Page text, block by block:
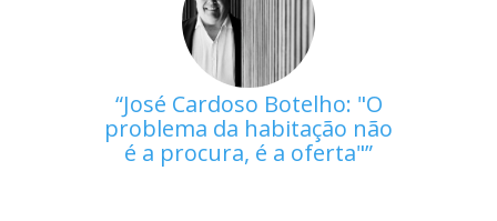
José Cardoso Botelho: "O
problema da habitação não
é a procura, é a oferta"